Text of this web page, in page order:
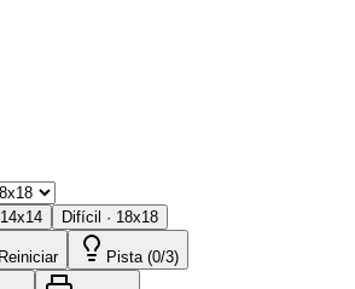
14x14 Difícil · 18x18
Reiniciar Pista (0/3)